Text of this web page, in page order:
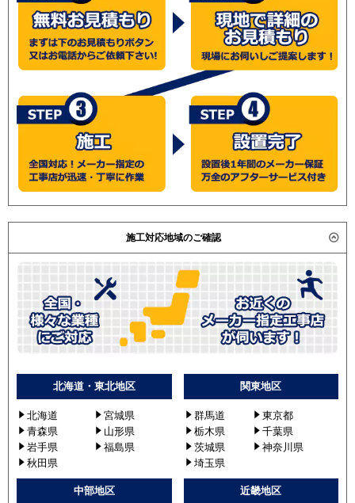
施工対応地域のご確認
北海道・東北地区
北海道
宮城県
青森県
山形県
岩手県
福島県
秋田県
関東地区
群馬道
東京都
栃木県
千葉県
茨城県
神奈川県
埼玉県
中部地区 近畿地区